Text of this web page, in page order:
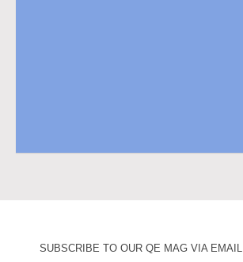
SUBSCRIBE TO OUR QE MAG VIA EMAIL